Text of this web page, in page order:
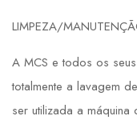
LIMPEZA/
A MCS e todos os
totalmente a lavagem
ser utilizada a